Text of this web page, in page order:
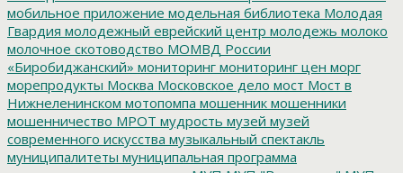
мобильное приложение модельная библиотека Молодая
Гвардия молодежный еврейский центр молодежь молоко
молочное скотоводство МОМВД России
«Биробиджанский» мониторинг мониторинг цен морг
морепродукты Москва Московское дело мост Мост в
Нижнеленинском мотопомпа мошенник мошенники
мошенничество МРОТ мудрость музей музей
современного искусства музыкальный спектакль
муниципалитеты муниципальная программа